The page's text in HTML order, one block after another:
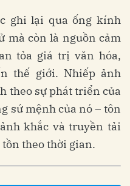
ghi lại qua ống kính
mà còn là nguồn cảm
tỏa giá trị văn hóa,
thế giới. Nhiếp ảnh
theo sự phát triển của
sứ mệnh của nó – tôn
khắc và truyền tải
theo thời gian.